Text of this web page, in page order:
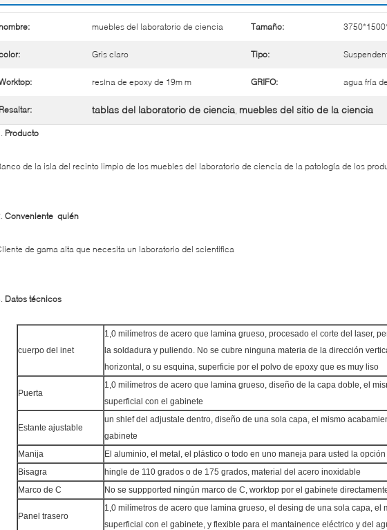
muebles del laboratorio de ciencia Tamaño:
Gris claro Tipo:
resina de epoxy de 19m m GRIFO: agua fría
tablas del laboratorio de ciencia, muebles del sitio de la ciencia
Producto
de la isla del recinto limpio de los muebles del laboratorio de ciencia de la patología de los
Conveniente quién
de gama alta que necesita un laboratorio del scientifica
Datos técnicos
cuerpo del inet
1,0 milímetros de acero que lamina grueso, procesado el corte del laser,
la soldadura y puliendo. No se cubre ninguna materia de la dirección
horizontal, o su esquina, superficie por el polvo de epoxy que es muy liso
Puerta
1,0 milímetros de acero que lamina grueso, diseño de la capa doble, el
superficial con el gabinete
Estante ajustable
un shlef del adjustale dentro, diseño de una sola capa, el mismo
gabinete
Manija
El aluminio, el metal, el plástico o todo en uno maneja para usted la opción
Bisagra
hingle de 110 grados o de 175 grados, material del acero inoxidable
Marco de C
No se suppported ningún marco de C, worktop por el gabinete
Panel trasero
1,0 milímetros de acero que lamina grueso, el desing de una sola capa, el
superficial con el gabinete, y flexible para el mantainence eléctrico y del